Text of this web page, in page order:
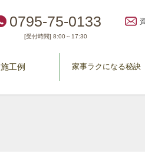
0795-75-0133
[受付時間] 8:00～17:30
施工例 家事ラクになる秘訣